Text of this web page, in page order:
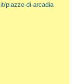
piazze-di-arcadia